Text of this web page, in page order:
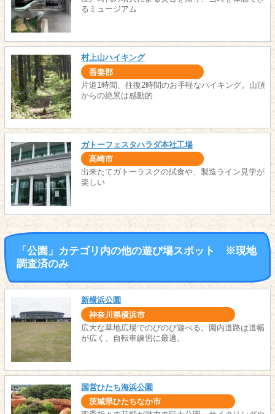
るミュージアム
村上山ハイキング
吾妻郡
片道1時間、往復2時間のお手軽なハイキング。山頂
からの絶景は感動的
ガトーフェスタハラダ本社工場
高崎市
出来たてガトーラスクの試食や、製造ライン見学が
楽しい
「公園」カテゴリ内の他の遊び場スポット ※現地
調査済のみ
新横浜公園
神奈川県横浜市
広大な草地広場でのびのび遊べる。園内道路は道幅
が広く、自転車練習に最適。
国営ひたち海浜公園
茨城県ひたちなか市